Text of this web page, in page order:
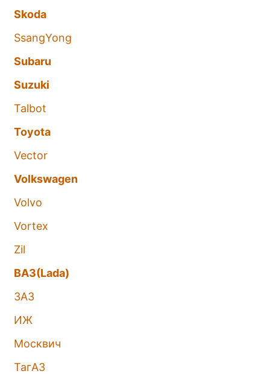
Skoda
SsangYong
Subaru
Suzuki
Talbot
Toyota
Vector
Volkswagen
Volvo
Vortex
Zil
ВАЗ(Lada)
ЗАЗ
ИЖ
Москвич
ТагАЗ